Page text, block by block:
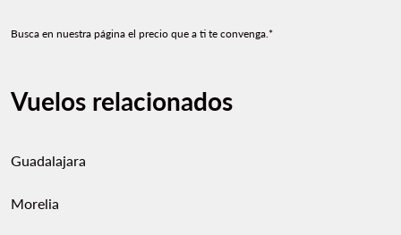
Busca en nuestra página el precio que a ti te convenga.*
Vuelos relacionados
Guadalajara
Morelia